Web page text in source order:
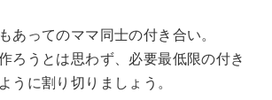
あってのママ同士の付き合い。
ろうとは思わず、必要最低限の付き
うに割り切りましょう。